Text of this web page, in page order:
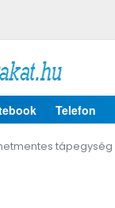
Telefon
tápegység